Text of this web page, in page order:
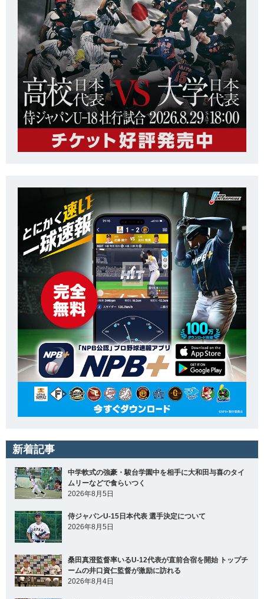
新着記事
中学軟式の強豪・駿台学園中を相手に大和田与喜のタイ
ムリーなどで食らいつく
2026年8月5日
侍ジャパンU-15日本代表 選手決定について
2026年8月5日
桑田真澄監督率いるU-12代表が直前合宿を開始 トップチ
ームの井口資仁監督が激励に訪れる
2026年8月4日